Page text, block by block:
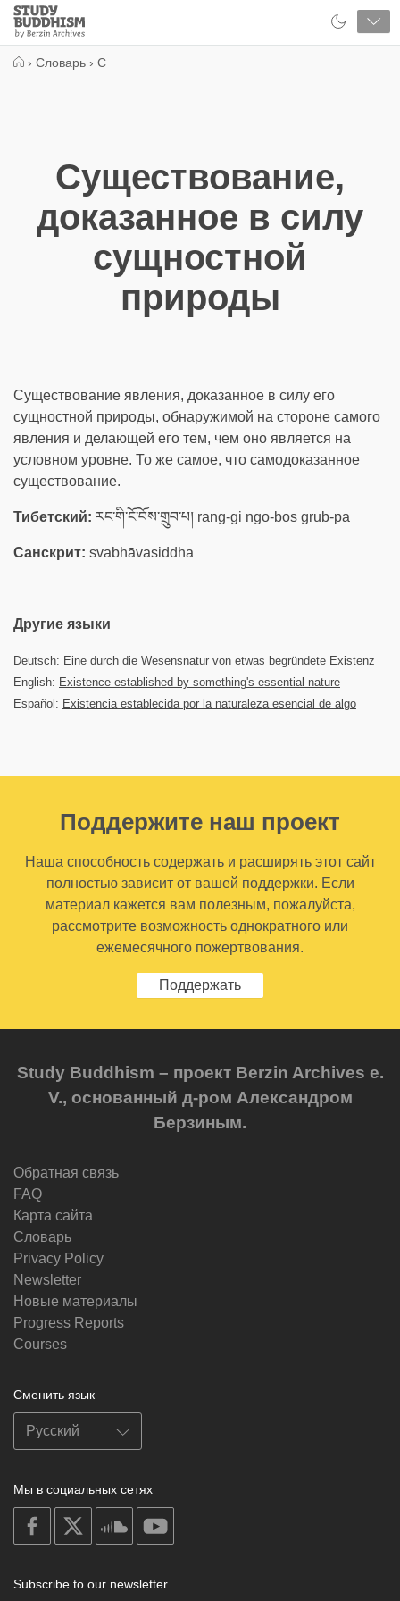
Close
Study
Buddhism
› Словарь › С
Существование,
доказанное в силу
сущностной
природы
Существование явления, доказанное в силу его
сущностной природы, обнаружимой на стороне самого
явления и делающей его тем, чем оно является на
условном уровне. То же самое, что самодоказанное
существование.
Тибетский: རང་གི་ངོ་བོས་གྲུབ་པ། rang-gi ngo-bos grub-pa
Санскрит: svabhāvasiddha
Другие языки
Deutsch: Eine durch die Wesensnatur von etwas begründete Existenz
English: Existence established by something's essential nature
Español: Existencia establecida por la naturaleza esencial de algo
Поддержите наш проект
Наша способность содержать и расширять этот сайт
полностью зависит от вашей поддержки. Если
материал кажется вам полезным, пожалуйста,
рассмотрите возможность однократного или
ежемесячного пожертвования.
Поддержать
Study Buddhism – проект Berzin Archives e.
V., основанный д-ром Александром
Берзиным.
Обратная связь
FAQ
Карта сайта
Словарь
Privacy Policy
Newsletter
Новые материалы
Progress Reports
Courses
Сменить язык
Мы в социальных сетях
on
facebook
soundcloud
Subscribe to our newsletter